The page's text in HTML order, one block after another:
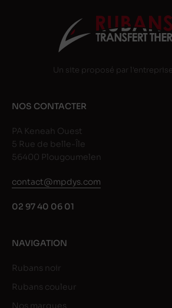
Un site proposé par l'entreprise
NOS CONTACTER
PA Keneah Ouest
5 Rue de belle-Île
56400 Plougoumelen
contact@mpdys.com
02 97 40 06 01
NAVIGATION
Rubans noir
Rubans couleur
Nos marques